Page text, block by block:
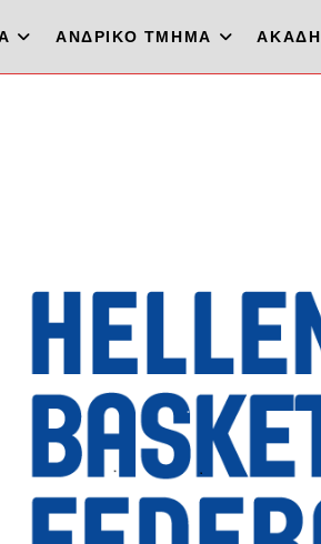
ΑΝΔΡΙΚΟ ΤΜΗΜΑ